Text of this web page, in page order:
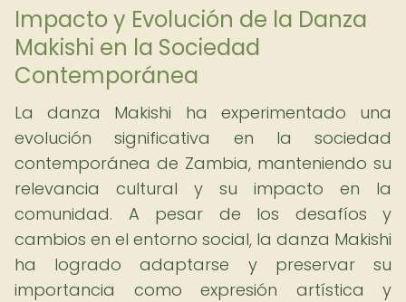
Impacto y Evolución de la Danza
Makishi en la Sociedad
Contemporánea
La danza Makishi ha experimentado una
evolución significativa en la sociedad
contemporánea de Zambia, manteniendo su
relevancia cultural y su impacto en la
comunidad. A pesar de los desafíos y
cambios en el entorno social, la danza Makishi
ha logrado adaptarse y preservar su
importancia como expresión artística y